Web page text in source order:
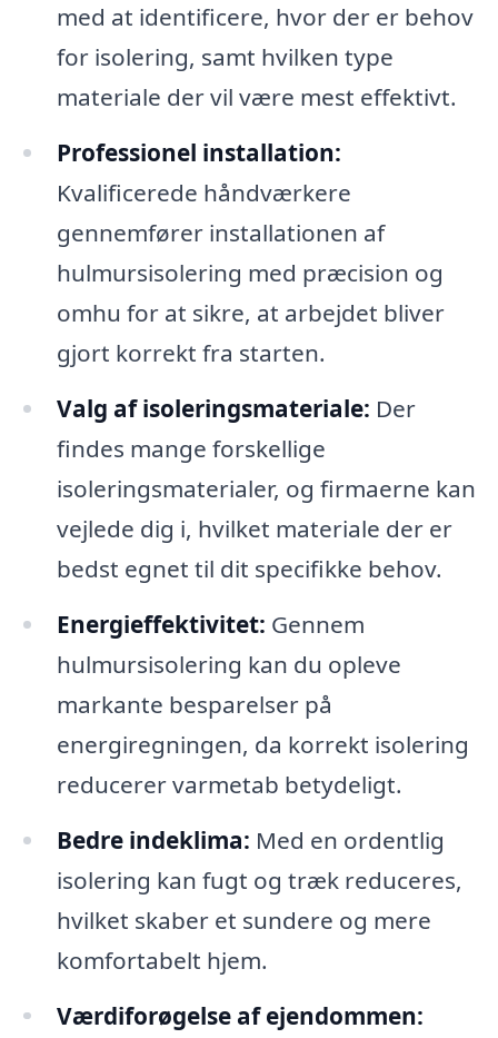
med at identificere, hvor der er behov
for isolering, samt hvilken type
materiale der vil være mest effektivt.
Professionel installation:
Kvalificerede håndværkere
gennemfører installationen af
hulmursisolering med præcision og
omhu for at sikre, at arbejdet bliver
gjort korrekt fra starten.
Valg af isoleringsmateriale: Der
findes mange forskellige
isoleringsmaterialer, og firmaerne kan
vejlede dig i, hvilket materiale der er
bedst egnet til dit specifikke behov.
Energieffektivitet: Gennem
hulmursisolering kan du opleve
markante besparelser på
energiregningen, da korrekt isolering
reducerer varmetab betydeligt.
Bedre indeklima: Med en ordentlig
isolering kan fugt og træk reduceres,
hvilket skaber et sundere og mere
komfortabelt hjem.
Værdiforøgelse af ejendommen: